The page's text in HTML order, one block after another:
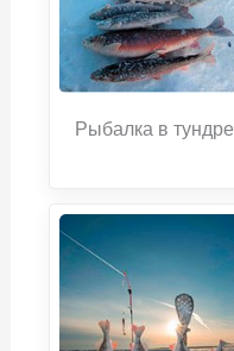
Рыбалка в тундре